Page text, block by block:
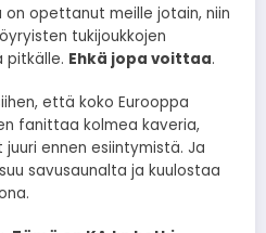
on opettanut meille jotain, niin
tukijoukkojen
pitkälle. Ehkä jopa voittaa.
että koko Eurooppa
fanittaa kolmea kaveria,
ennen esiintymistä. Ja
savusaunalta ja kuulostaa